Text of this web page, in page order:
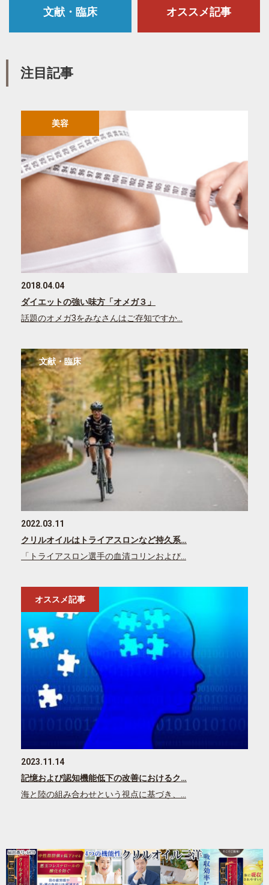
文献・臨床 オススメ記事
注目記事
美容
2018.04.04
ダイエットの強い味方「オメガ３」
話題のオメガ3をみなさんはご存知ですか…
文献・臨床
2022.03.11
クリルオイルはトライアスロンなど持久系…
「トライアスロン選手の血清コリンおよび…
オススメ記事
2023.11.14
記憶および認知機能低下の改善におけるク…
海と陸の組み合わせという視点に基づき、…